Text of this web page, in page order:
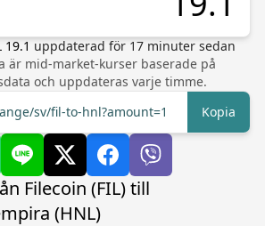
19.1 uppdaterad för 17 minuter sedan
är mid-market-kurser baserade på
och uppdateras varje timme.
sv/fil-to-hnl?amount=1
Kopia
Filecoin (FIL) till
(HNL)